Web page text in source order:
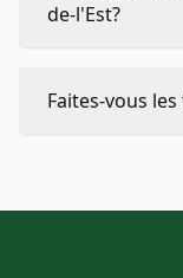
de-l'Est?
Faites-vous